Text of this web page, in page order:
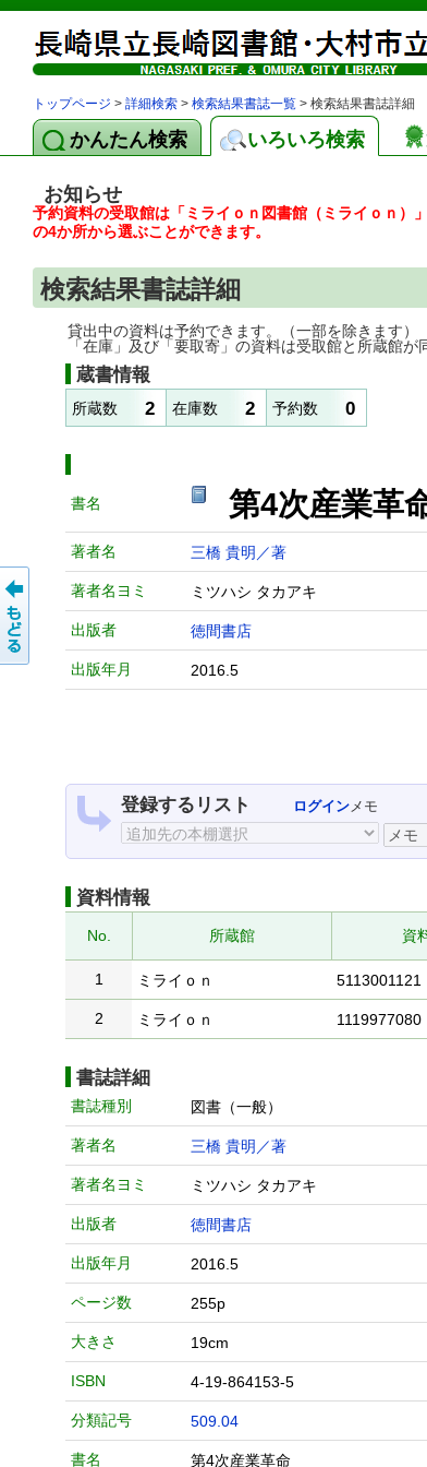
トップページ > 詳細検索 > 検索結果書誌一覧 > 検索結果書誌詳細
かんたん検索 いろいろ検索
お知らせ
予約資料の受取館は「ミライｏｎ図書館（ミライｏｎ）
の4か所から選ぶことができます。
検索結果書誌詳細
貸出中の資料は予約できます。（一部を除きます）
「在庫」及び「要取寄」の資料は受取館と所蔵館が
蔵書情報
所蔵数 2 在庫数 2 予約数 0
書名 第4次産業革
著者名 三橋 貴明／著
著者名ヨミ ミツハシ タカアキ
出版者 徳間書店
出版年月 2016.5
登録するリスト ログインメモ
資料情報
No. 所蔵館 資
1
ミライｏｎ 5113001121
2 ミライｏｎ 1119977080
書誌詳細
書誌種別 図書（一般）
著者名 三橋 貴明／著
著者名ヨミ ミツハシ タカアキ
出版者 徳間書店
出版年月 2016.5
ページ数 255p
大きさ 19cm
ISBN 4-19-864153-5
分類記号 509.04
書名 第4次産業革命